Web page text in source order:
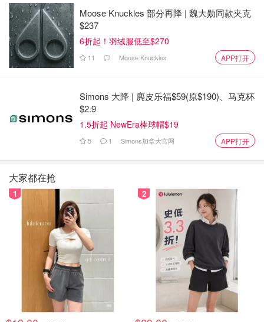
冲洗的时候，尽量保持水柱和牙龈边缘成90度。冲洗牙缝和
牙根牙龈交接处。沿着牙龈线移动，每个牙缝中间需要停留
一下，大概一两秒。这时候你可能会看到食物残渣被一同带
出。
图片来自于waterpik，版权属于原作者
我们挨个清理每个牙缝和牙龈边缘，上牙下牙，牙齿前后都
要冲到。按照自己的习惯 从左到右或者从右到左清理一遍
就可以了。整个过程基本一两分钟就能搞定。
水牙线使用频率
Moose Knuckles 部分再降 | 魏大勋同款夹克
$237
6折起！羽绒服低至$270
11 Moose Knuckles APP打开
Simons 大降 | 麂皮乐福$59(原$190)、马克杯
$2.9
1.5折起 NewEra棒球帽$19
5 1 Simons加拿大官网 APP打开
大家都在抢
1 2